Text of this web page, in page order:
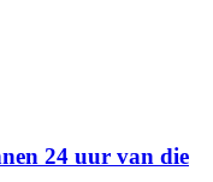
24 uur van die